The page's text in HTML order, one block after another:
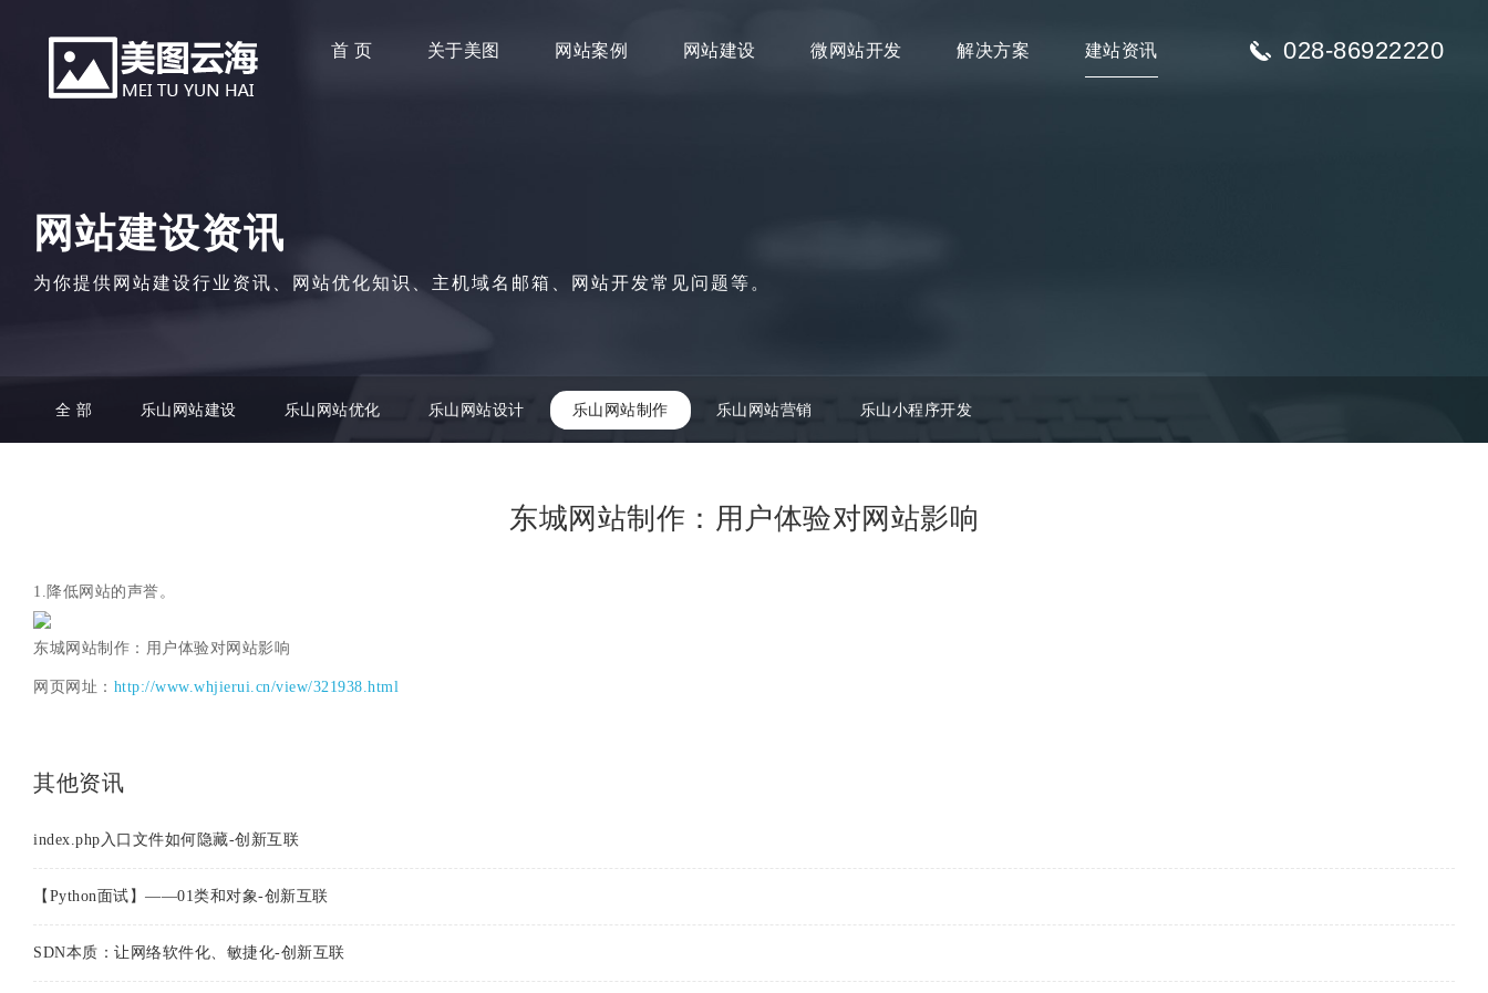
首 页 关于美图 网站案例 网站建设 微网站开发 解决方案 建站资讯 028-86922220
网站建设资讯
为你提供网站建设行业资讯、网站优化知识、主机域名邮箱、网站开发常见问题等。
全 部 乐山网站建设 乐山网站优化 乐山网站设计 乐山网站制作 乐山网站营销 乐山小程序开发
东城网站制作：用户体验对网站影响
1.降低网站的声誉。
东城网站制作：用户体验对网站影响
网页网址： http://www.whjierui.cn/view/321938.html
其他资讯
index.php入口文件如何隐藏-创新互联
【Python面试】——01类和对象-创新互联
SDN本质：让网络软件化、敏捷化-创新互联